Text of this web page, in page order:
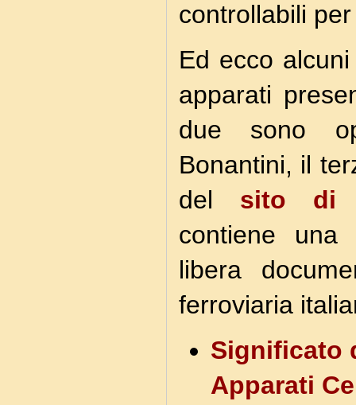
controllabili
Ed ecco
apparati
due sono
Bonantini, il
del sito di
contiene
libera
ferroviaria
Significato
Apparati